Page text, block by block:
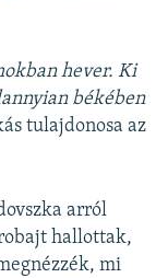
hever. Ki
békében
tulajdonosa az
arról
hallottak,
mi